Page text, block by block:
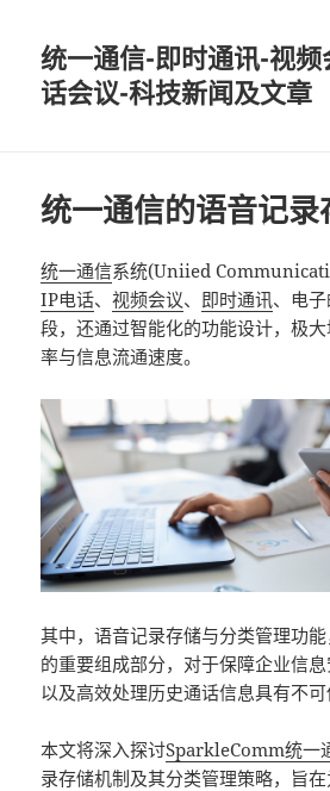
统一通信-即时通讯-视
话会议-科技新闻及文章
统一通信的语音记
统一通信系统(Uniied
IP电话、视频会议、 即时通讯、电
段，还通过智能化的功能设计，极
率与信息流通速度。
其中，语音记录存储与分类管理功
的重要组成部分，对于保障企业信息
以及高效处理历史通话信息具有不可
本文将深入探讨SparkleComm统一
录存储机制及其分类管理策略，旨